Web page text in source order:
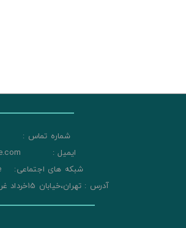
شماره تماس : 57405-021
ایمیل : info@sitco-pe.com
شبکه های اجتماعی: insta: Sitco_pe
آدرس : تهران،خیابان 15خرداد غربی، خیابان نوری پلاک 7